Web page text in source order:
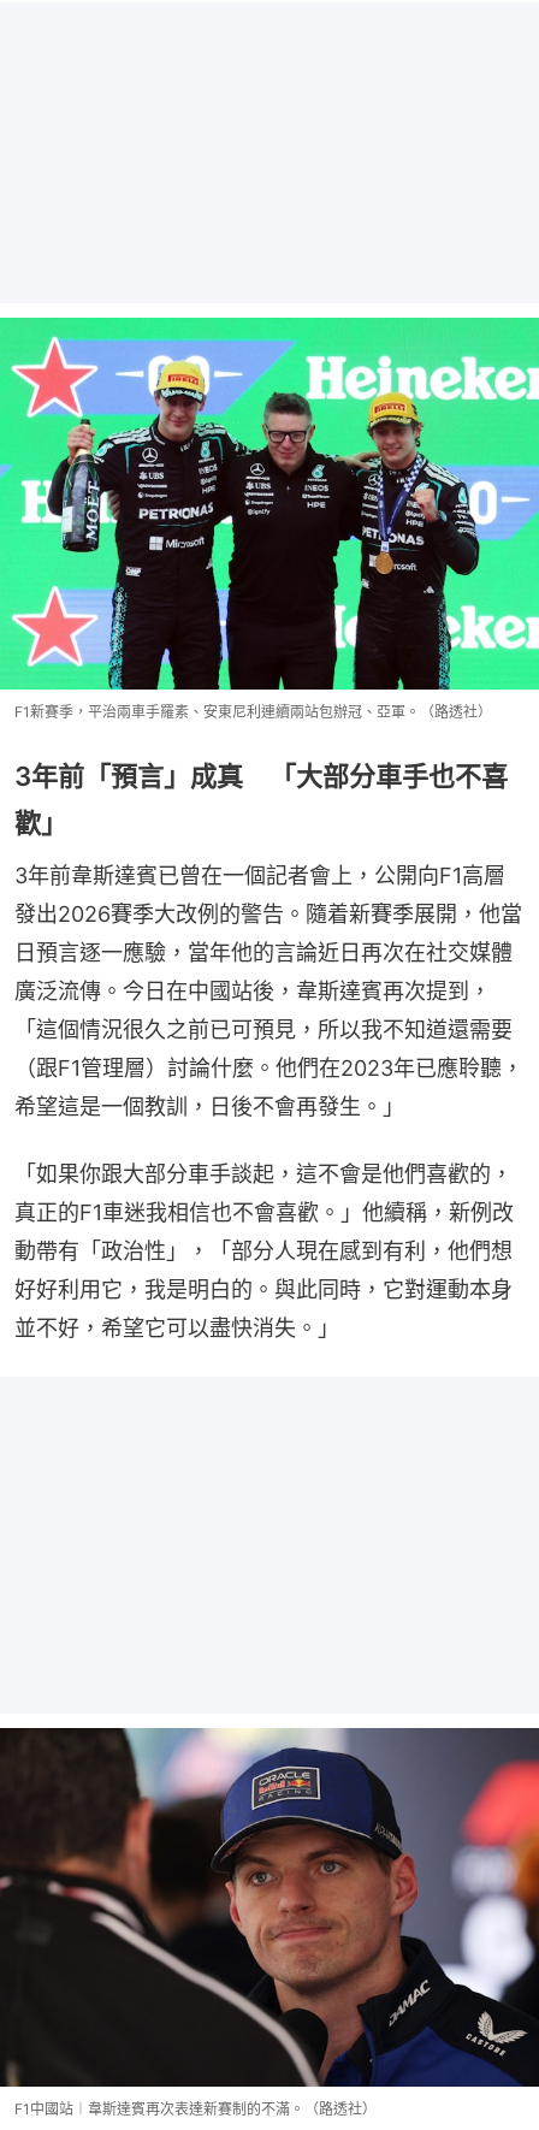
F1新賽季，平治兩車手羅素、安東尼利連續兩站包辦冠、亞軍。（路透社）
3年前「預言」成真 「大部分車手也不喜
歡」
3年前韋斯達賓已曾在一個記者會上，公開向F1高層
發出2026賽季大改例的警告。隨着新賽季展開，他當
日預言逐一應驗，當年他的言論近日再次在社交媒體
廣泛流傳。今日在中國站後，韋斯達賓再次提到，
「這個情況很久之前已可預見，所以我不知道還需要
（跟F1管理層）討論什麼。他們在2023年已應聆聽，
希望這是一個教訓，日後不會再發生。」
「如果你跟大部分車手談起，這不會是他們喜歡的，
真正的F1車迷我相信也不會喜歡。」他續稱，新例改
動帶有「政治性」，「部分人現在感到有利，他們想
好好利用它，我是明白的。與此同時，它對運動本身
並不好，希望它可以盡快消失。」
F1中國站︱韋斯達賓再次表達新賽制的不滿。（路透社）